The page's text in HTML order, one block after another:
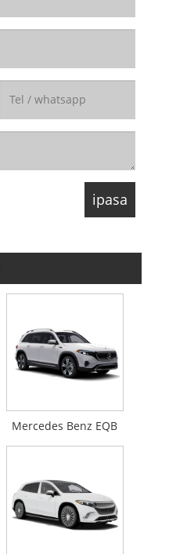
Mercedes Benz EQB